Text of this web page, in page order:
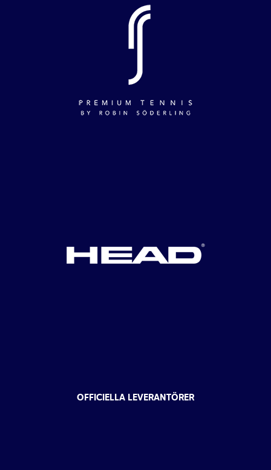
OFFICIELLA LEVERANTÖRER